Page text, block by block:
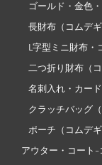
ゴールド・金色
長財布（コムデギ
L字型ミニ財布・
二つ折り財布（
名刺入れ・カー
クラッチバッグ
ポーチ（コムデギ
アウター・コート-